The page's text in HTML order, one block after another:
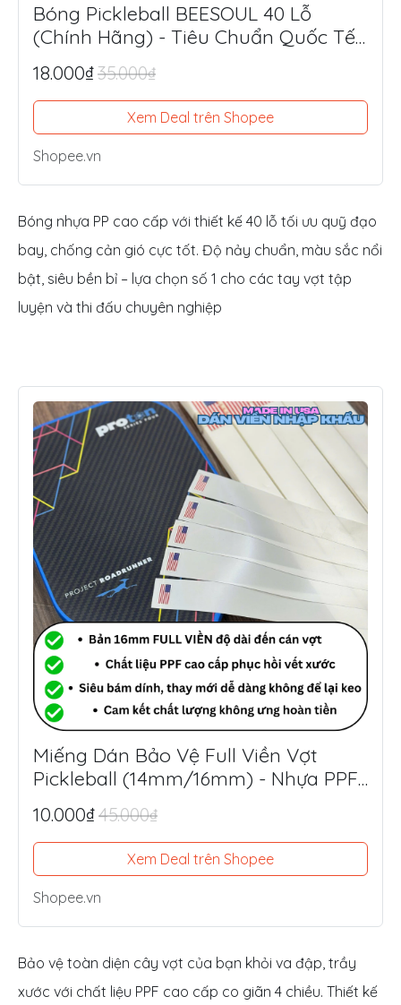
Bóng Pickleball BEESOUL 40 Lỗ
(Chính Hãng) - Tiêu Chuẩn Quốc Tế,
Chuyên Thi Đấu & Tập Luyện Ngoài
Trời
18.000₫35.000₫
Xem Deal trên Shopee
Shopee.vn
Bóng nhựa PP cao cấp với thiết kế 40 lỗ tối ưu quỹ đạo
bay, chống cản gió cực tốt. Độ nảy chuẩn, màu sắc nổi
bật, siêu bền bỉ – lựa chọn số 1 cho các tay vợt tập
luyện và thi đấu chuyên nghiệp
Miếng Dán Bảo Vệ Full Viền Vợt
Pickleball (14mm/16mm) - Nhựa PPF
Mỹ Siêu Dày 8.5mil
10.000₫45.000₫
Xem Deal trên Shopee
Shopee.vn
Bảo vệ toàn diện cây vợt của bạn khỏi va đập, trầy
xước với chất liệu PPF cao cấp co giãn 4 chiều. Thiết kế